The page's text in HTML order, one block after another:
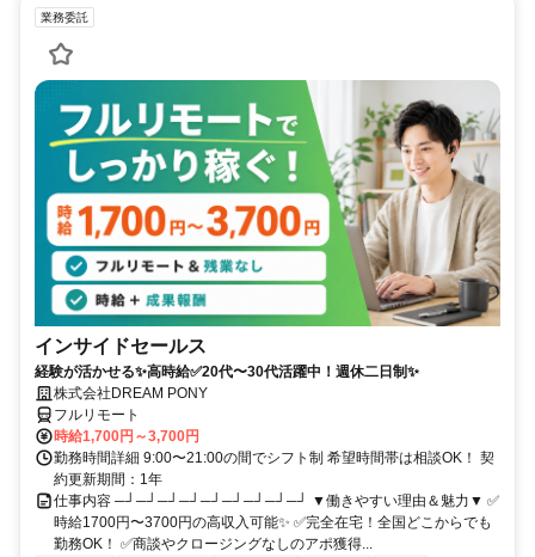
業務委託
インサイドセールス
経験が活かせる✨高時給✅20代〜30代活躍中！週休二日制✨
株式会社DREAM PONY
フルリモート
時給1,700円～3,700円
勤務時間詳細 9:00〜21:00の間でシフト制 希望時間帯は相談OK！ 契
約更新期間：1年
仕事内容 ─┘─┘─┘─┘─┘─┘─┘─┘─┘ ▼働きやすい理由＆魅力▼ ✅
時給1700円〜3700円の高収入可能✨ ✅完全在宅！全国どこからでも
勤務OK！ ✅商談やクロージングなしのアポ獲得...